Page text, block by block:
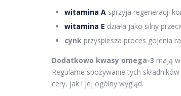
witamina A sprzyja regeneracji
witamina E działa jako silny
cynk przyspiesza proces gojenia
Dodatkowo kwasy omega-3 mają
Regularne spożywanie tych składników
cery, jak i jej ogólny wygląd.